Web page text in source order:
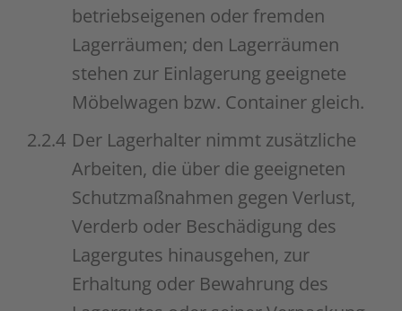
betriebseigenen oder fremden
Lagerräumen; den Lagerräumen
stehen zur Einlagerung geeignete
Möbelwagen bzw. Container gleich.
2.2.4 Der Lagerhalter nimmt zusätzliche
Arbeiten, die über die geeigneten
Schutzmaßnahmen gegen Verlust,
Verderb oder Beschädigung des
Lagergutes hinausgehen, zur
Erhaltung oder Bewahrung des